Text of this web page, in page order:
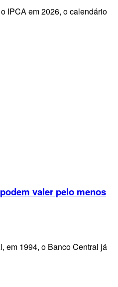
IPCA em 2026, o calendário
valer pelo menos
em 1994, o Banco Central já